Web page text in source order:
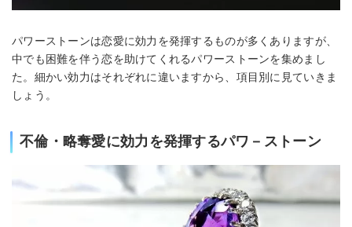
パワーストーンは恋愛に効力を発揮するものが多くありますが、
中でも困難を伴う恋を助けてくれるパワーストーンを集めまし
た。細かい効力はそれぞれに違いますから、項目別に見ていきま
しょう。
不倫・略奪愛に効力を発揮するパワ－ストーン